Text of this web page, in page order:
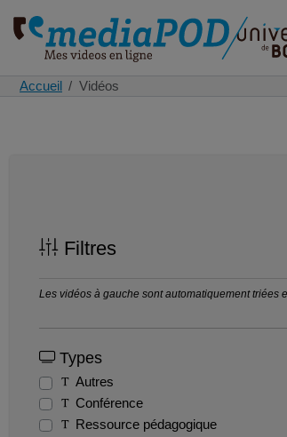
Accueil Vidéos
Filtres
Les vidéos à gauche sont automatiquement triées
Types
Autres
Conférence
Ressource pédagogique